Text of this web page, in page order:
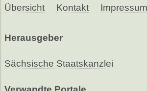
Übersicht Kontakt Impressum
Herausgeber
Sächsische Staatskanzlei